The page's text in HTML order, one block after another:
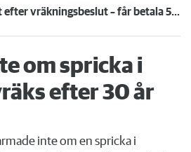
Kvinna kapade lägenhet efter vräkningsbeslut – får betala 50 000
om spricka i
efter 30 år
inte om en spricka i